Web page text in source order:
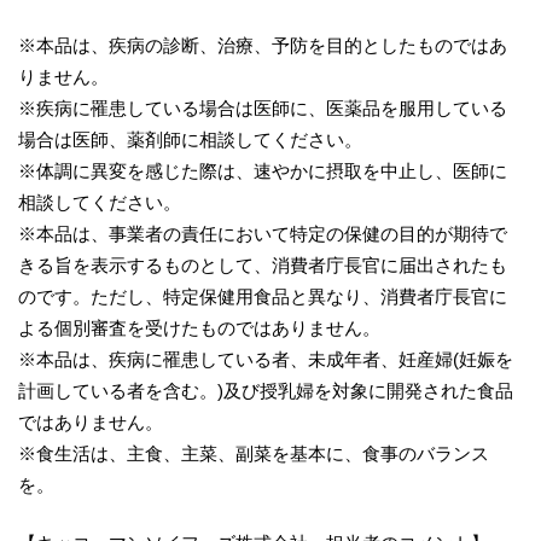
※本品は、疾病の診断、治療、予防を目的としたものではあ
りません。
※疾病に罹患している場合は医師に、医薬品を服用している
場合は医師、薬剤師に相談してください。
※体調に異変を感じた際は、速やかに摂取を中止し、医師に
相談してください。
※本品は、事業者の責任において特定の保健の目的が期待で
きる旨を表示するものとして、消費者庁長官に届出されたも
のです。ただし、特定保健用食品と異なり、消費者庁長官に
よる個別審査を受けたものではありません。
※本品は、疾病に罹患している者、未成年者、妊産婦(妊娠を
計画している者を含む。)及び授乳婦を対象に開発された食品
ではありません。
※食生活は、主食、主菜、副菜を基本に、食事のバランス
を。